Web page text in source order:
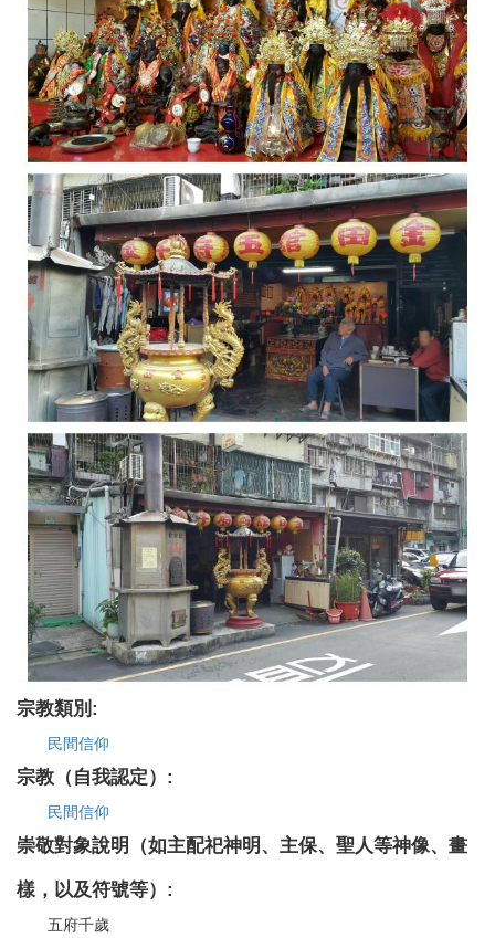
宗教類別:
民間信仰
宗教（自我認定）:
民間信仰
崇敬對象說明（如主配祀神明、主保、聖人等神像、畫
樣，以及符號等）:
五府千歲